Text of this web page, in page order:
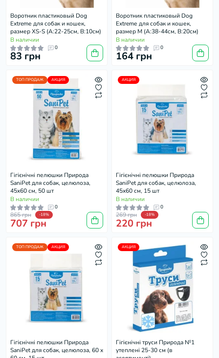
Воротник пластиковый Dog
Extremе для собак и кошек,
размер XS-S (А:22-25см, В:10см)
В наличии
0
83 грн
Воротник пластиковый Dog
Extremе для собак и кошек,
размер М (А:38-44см, В:20см)
В наличии
0
164 грн
ТОП ПРОДАЖ АКЦИЯ
Гігієнічні пелюшки Природа
SaniPet для собак, целюлоза,
45x60 см, 50 шт
В наличии
0
865 грн -18%
707 грн
АКЦИЯ
Гігієнічні пелюшки Природа
SaniPet для собак, целюлоза,
45х60 см, 15 шт
В наличии
0
269 грн -18%
220 грн
ТОП ПРОДАЖ АКЦИЯ
Гігієнічні пелюшки Природа
SaniPet для собак, целюлоза, 60 x
АКЦИЯ
Гігієнічні труси Природа №1
утеплені 25-30 см (в